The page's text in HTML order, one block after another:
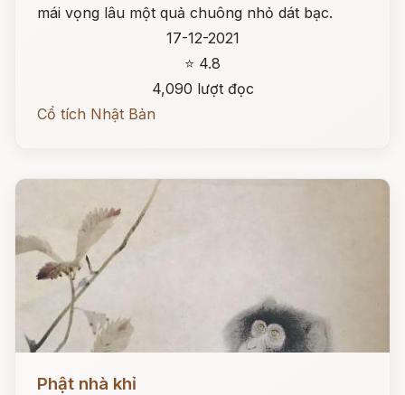
mái vọng lâu một quả chuông nhỏ dát bạc.
17-12-2021
⭐ 4.8
4,090 lượt đọc
Cổ tích Nhật Bản
Phật nhà khỉ